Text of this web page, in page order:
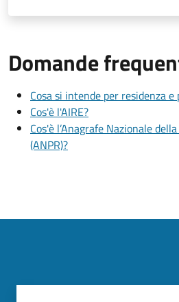
Domande
Cosa si intende per residenza
Cos'è l'AIRE?
Cos'è l’Anagrafe Nazionale
(ANPR)?